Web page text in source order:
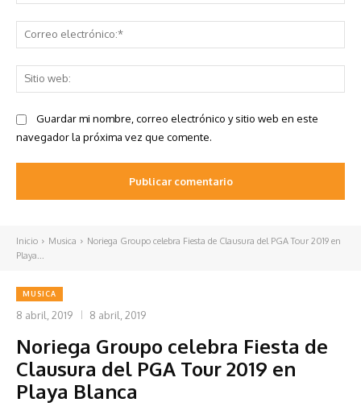
Guardar mi nombre, correo electrónico y sitio web en este
navegador la próxima vez que comente.